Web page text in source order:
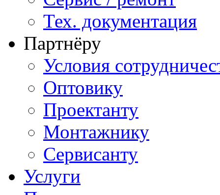
Тех. документация
Партнёру
Условия
Оптовику
Проектанту
Монтажнику
Сервисанту
Услуги